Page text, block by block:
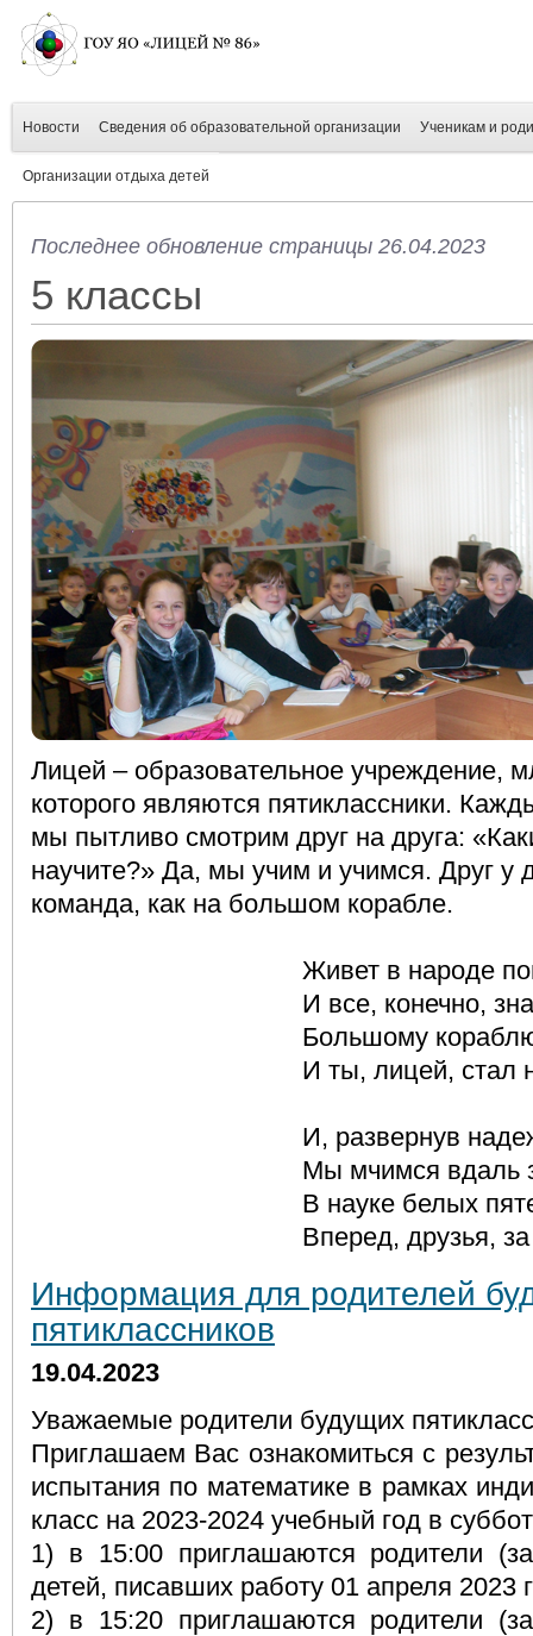
Новости Сведения об образовательной организации Ученикам и
Организации отдыха детей
Последнее обновление страницы 26.04.2023
5 классы
Лицей – образовательное учреждение,
которого являются пятиклассники.
мы пытливо смотрим друг на друга:
научите?» Да, мы учим и учимся. Друг у
команда, как на большом корабле.
Живет в народе
И все, конечно, знаем
Большому кораблю –
И ты, лицей, стал нашим
И, развернув надежды
Мы мчимся вдаль за
В науке белых пятен
Вперед, друзья, за
Информация для родителей
пятиклассников
19.04.2023
Уважаемые родители будущих
Приглашаем Вас ознакомиться с
испытания по математике в рамках
класс на 2023-2024 учебный год в
1) в 15:00 приглашаются родители
детей, писавших работу 01 апреля 2023
2) в 15:20 приглашаются родители